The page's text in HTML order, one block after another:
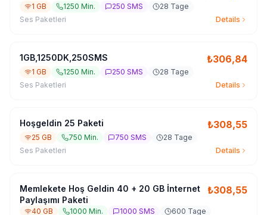
1 GB 1250 Min. 250 SMS
28 Tage
Ses Paketleri
Details
1GB,1250DK,250SMS ₺306,84
1 GB 1250 Min. 250 SMS
28 Tage
Ses Paketleri
Details
Hoşgeldin 25 Paketi ₺308,55
25 GB 750 Min. 750 SMS
28 Tage
Ses Paketleri
Details
Memlekete Hoş Geldin 40 + 20 GB İnternet
Paylaşımı Paketi
₺308,55
40 GB 1000 Min. 1000 SMS
600 Tage